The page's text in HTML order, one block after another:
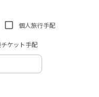
個人旅行手配
ケット手配